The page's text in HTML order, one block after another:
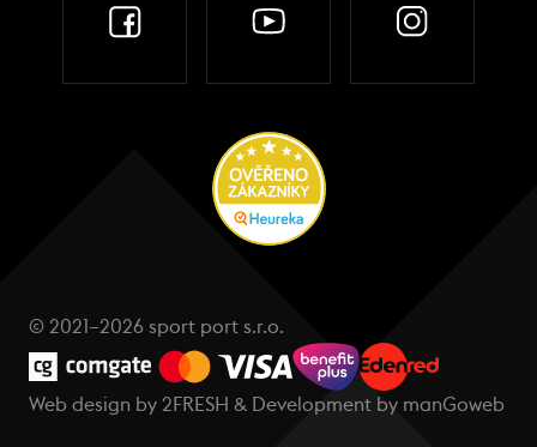
© 2021–2026 sport port s.r.o.
Web design by 2FRESH & Development by manGoweb